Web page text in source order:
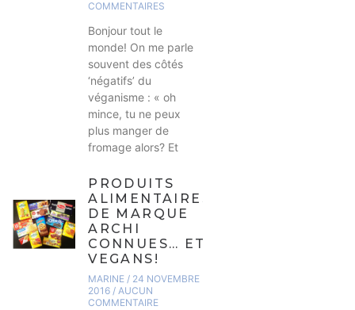
COMMENTAIRES
Bonjour tout le
monde! On me parle
souvent des côtés
‘négatifs’ du
véganisme : « oh
mince, tu ne peux
plus manger de
fromage alors? Et
PRODUITS
ALIMENTAIRES
DE MARQUE
ARCHI
CONNUES… ET
VEGANS!
MARINE 24 NOVEMBRE
2016 AUCUN
COMMENTAIRE